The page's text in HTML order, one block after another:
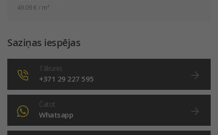
49.09€ / m²
Saziņas iespējas
Tālrunis
+371 29 227 595
Čatot
Whatsapp